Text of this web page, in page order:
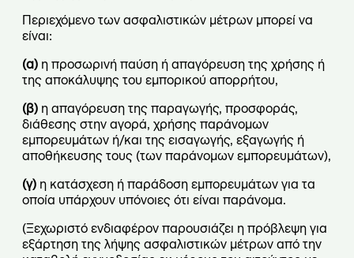
Περιεχόμενο των ασφαλιστικών μέτρων μπορεί να
είναι:
(α) η προσωρινή παύση ή απαγόρευση της χρήσης ή
της αποκάλυψης του εμπορικού απορρήτου,
(β) η απαγόρευση της παραγωγής, προσφοράς,
διάθεσης στην αγορά, χρήσης παράνομων
εμπορευμάτων ή/και της εισαγωγής, εξαγωγής ή
αποθήκευσης τους (των παράνομων εμπορευμάτων),
(γ) η κατάσχεση ή παράδοση εμπορευμάτων για τα
οποία υπάρχουν υπόνοιες ότι είναι παράνομα.
(Ξεχωριστό ενδιαφέρον παρουσιάζει η πρόβλεψη για
εξάρτηση της λήψης ασφαλιστικών μέτρων από την